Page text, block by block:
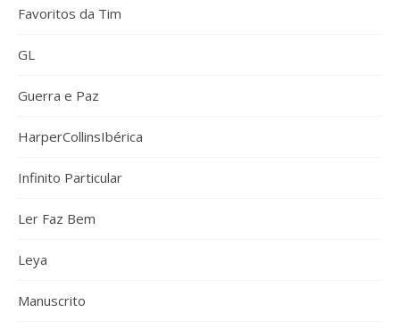
Favoritos da Tim
GL
Guerra e Paz
HarperCollinsIbérica
Infinito Particular
Ler Faz Bem
Leya
Manuscrito